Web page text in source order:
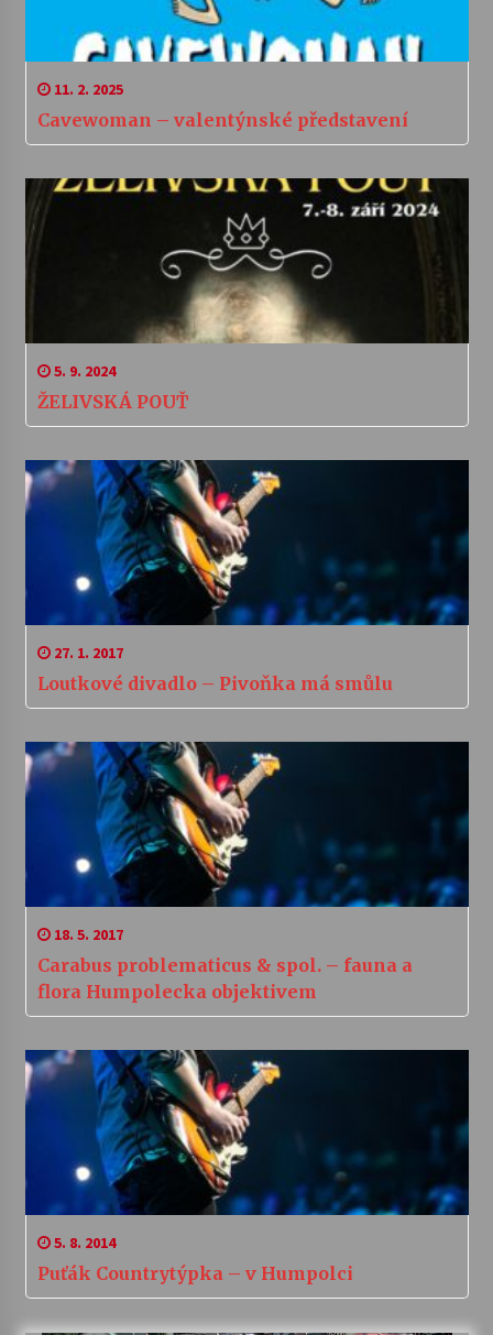
11. 2. 2025
Cavewoman – valentýnské představení
5. 9. 2024
ŽELIVSKÁ POUŤ
27. 1. 2017
Loutkové divadlo – Pivoňka má smůlu
18. 5. 2017
Carabus problematicus & spol. – fauna a
flora Humpolecka objektivem
5. 8. 2014
Puťák Countrytýpka – v Humpolci